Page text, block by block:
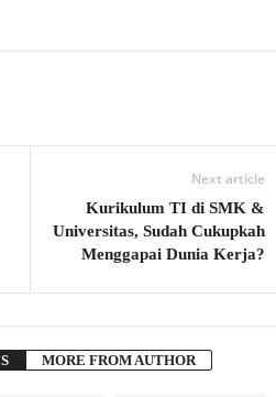
Next article
Kurikulum TI di SMK &
Universitas, Sudah Cukupkah
Menggapai Dunia Kerja?
MORE FROM AUTHOR